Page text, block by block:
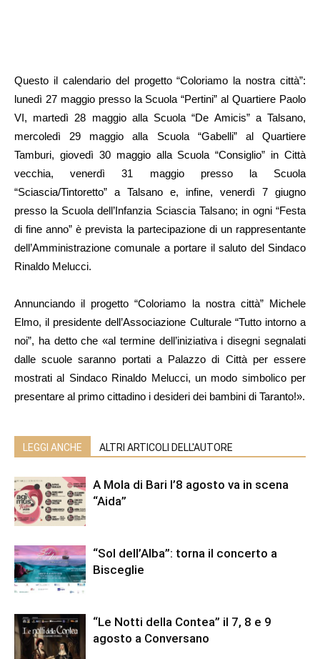
Questo il calendario del progetto “Coloriamo la nostra città”:
lunedì 27 maggio presso la Scuola “Pertini” al Quartiere Paolo
VI, martedì 28 maggio alla Scuola “De Amicis” a Talsano,
mercoledì 29 maggio alla Scuola “Gabelli” al Quartiere
Tamburi, giovedì 30 maggio alla Scuola “Consiglio” in Città
vecchia, venerdì 31 maggio presso la Scuola
“Sciascia/Tintoretto” a Talsano e, infine, venerdì 7 giugno
presso la Scuola dell’Infanzia Sciascia Talsano; in ogni “Festa
di fine anno” è prevista la partecipazione di un rappresentante
dell’Amministrazione comunale a portare il saluto del Sindaco
Rinaldo Melucci.
Annunciando il progetto “Coloriamo la nostra città” Michele
Elmo, il presidente dell’Associazione Culturale “Tutto intorno a
noi”, ha detto che «al termine dell’iniziativa i disegni segnalati
dalle scuole saranno portati a Palazzo di Città per essere
mostrati al Sindaco Rinaldo Melucci, un modo simbolico per
presentare al primo cittadino i desideri dei bambini di Taranto!».
LEGGI ANCHE ALTRI ARTICOLI DELL'AUTORE
A Mola di Bari l’8 agosto va in scena
“Aida”
“Sol dell’Alba”: torna il concerto a
Bisceglie
“Le Notti della Contea” il 7, 8 e 9
agosto a Conversano